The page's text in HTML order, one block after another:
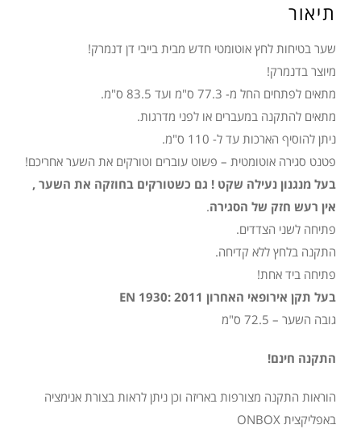
BABY
DAN
תיאור
שער בטיחות לחץ אוטומטי חדש מבית בייבי דן דנמרק!
מיוצר בדנמרק!
מתאים לפתחים החל מ- 77.3 ס"מ ועד 83.5 ס"מ.
מתאים להתקנה במעברים או לפני מדרגות.
ניתן להוסיף הארכות עד ל- 110 ס"מ.
פטנט סגירה אוטומטית – פשוט עוברים וטורקים את השער אחריכם!
בעל מנגנון נעילה שקט ! גם כשטורקים בחוזקה את השער ,
אין רעש חזק של הסגירה.
פתיחה לשני הצדדים.
התקנה בלחץ ללא קדיחה.
פתיחה ביד אחת!
בעל תקן אירופאי האחרון EN 1930: 2011
גובה השער – 72.5 ס"מ
התקנה חינם!
הוראות התקנה מצורפות באריזה וכן ניתן לראות בצורת אנימציה
באפליקצית ONBOX